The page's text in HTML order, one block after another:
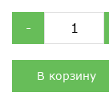
-
В корзину